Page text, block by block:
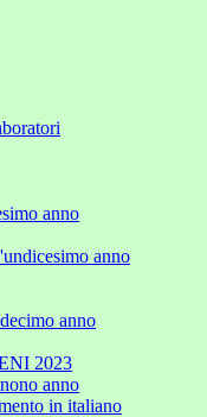
anno
anno
anno
2023
anno
in italiano